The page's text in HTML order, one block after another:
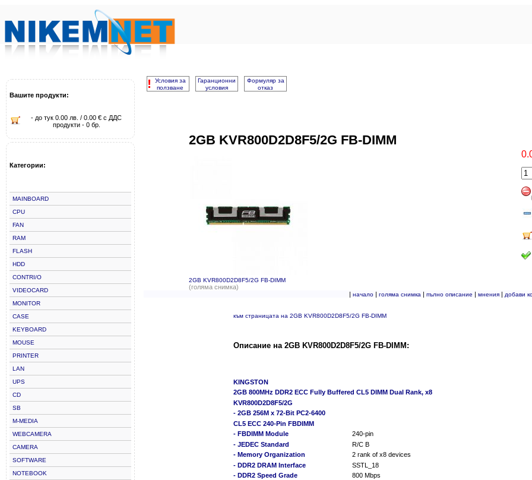
Вашите продукти:
- до тук 0.00 лв. / 0.00 € с ДДС
продукти - 0 бр.
Категории:
MAINBOARD
CPU
FAN
RAM
FLASH
HDD
CONTRI/O
VIDEOCARD
MONITOR
CASE
KEYBOARD
MOUSE
PRINTER
LAN
UPS
CD
SB
M-MEDIA
WEBCAMERA
CAMERA
SOFTWARE
NOTEBOOK
!
Условия за
ползване
Гаранционни
условия
Формуляр за
отказ
2GB KVR800D2D8F5/2G FB-DIMM
2GB KVR800D2D8F5/2G FB-DIMM
(голяма снимка)
| начало| голяма снимка | пълно описание | мнения| добави
към страницата на 2GB KVR800D2D8F5/2G FB-DIMM
Описание на 2GB KVR800D2D8F5/2G FB-DIMM:
KINGSTON
2GB 800MHz DDR2 ECC Fully Buffered CL5 DIMM Dual Rank, x8
KVR800D2D8F5/2G
- 2GB 256M x 72-Bit PC2-6400
CL5 ECC 240-Pin FBDIMM
- FBDIMM Module
240-pin
- JEDEC Standard
R/C B
- Memory Organization
2 rank of x8 devices
- DDR2 DRAM Interface
SSTL_18
- DDR2 Speed Grade
800 Mbps